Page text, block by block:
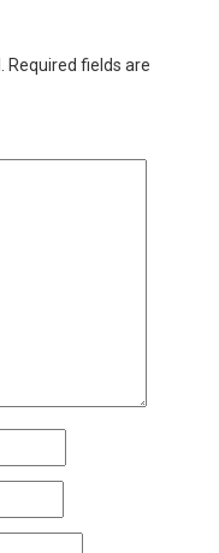
Required fields are